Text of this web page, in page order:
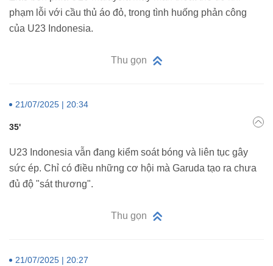
phạm lỗi với cầu thủ áo đỏ, trong tình huống phản công
của U23 Indonesia.
Thu gọn
21/07/2025 | 20:34
35'
U23 Indonesia vẫn đang kiểm soát bóng và liên tục gây
sức ép. Chỉ có điều những cơ hội mà Garuda tạo ra chưa
đủ độ "sát thương".
Thu gọn
21/07/2025 | 20:27